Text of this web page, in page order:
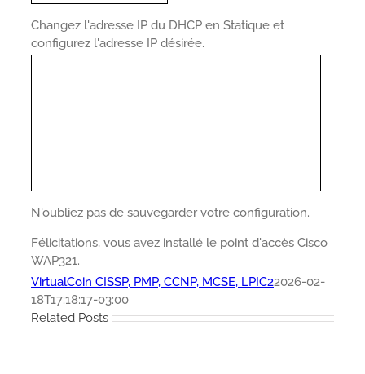
Changez l'adresse IP du DHCP en Statique et
configurez l'adresse IP désirée.
N'oubliez pas de sauvegarder votre configuration.
Félicitations, vous avez installé le point d'accès Cisco
WAP321.
VirtualCoin CISSP, PMP, CCNP, MCSE, LPIC22026-02-
18T17:18:17-03:00
Related Posts